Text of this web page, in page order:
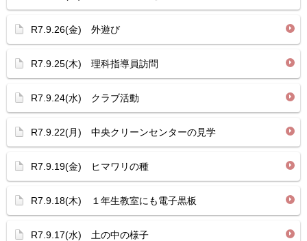
R7.9.26(金) 外遊び
R7.9.25(木) 理科指導員訪問
R7.9.24(水) クラブ活動
R7.9.22(月) 中央クリーンセンターの見学
R7.9.19(金) ヒマワリの種
R7.9.18(木) １年生教室にも電子黒板
R7.9.17(水) 土の中の様子